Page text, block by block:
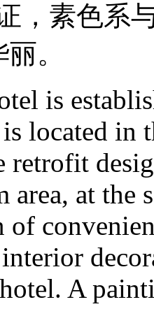
，素色系
。
is
located in
retrofit
area, at
of
A